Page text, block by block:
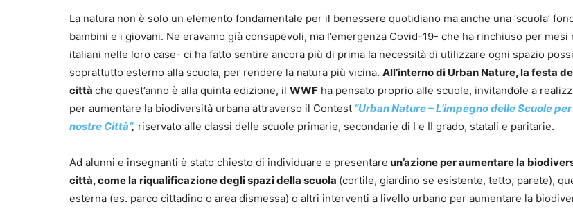
La natura non è solo un elemento fondamentale per il benessere quotidiano ma anche una ‘scuola’
bambini e i giovani. Ne eravamo già consapevoli, ma l’emergenza Covid-19- che ha rinchiuso per
italiani nelle loro case- ci ha fatto sentire ancora più di prima la necessità di utilizzare ogni spazio
soprattutto esterno alla scuola, per rendere la natura più vicina. All’interno di Urban Nature, la festa
città che quest’anno è alla quinta edizione, il WWF ha pensato proprio alle scuole, invitandole a
per aumentare la biodiversità urbana attraverso il Contest “Urban Nature – L’impegno delle Scuole
nostre Città”, riservato alle classi delle scuole primarie, secondarie di I e II grado, statali e paritarie.
Ad alunni e insegnanti è stato chiesto di individuare e presentare un’azione per aumentare la
città, come la riqualificazione degli spazi della scuola (cortile, giardino se esistente, tetto, parete),
esterna (es. parco cittadino o area dismessa) o altri interventi a livello urbano per aumentare la